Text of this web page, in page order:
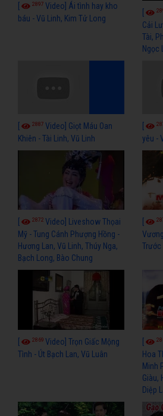
2897 Video] Ái tình hay kho
báu - Vũ Linh, Kim Tử Long
[
Cải
Tài,
Ngọc
[ 2887 Video] Giọt Máu Oan
Khiên - Tài Linh, Vũ Linh
[
yêu -
2872 Video] Liveshow Thọai
Mỹ - Tung Cánh Phượng Hồng -
Hương Lan, Vũ Linh, Thúy Nga,
Bạch Long, Bào Chung
Trước
2869 Video] Trọn Giấc Mộng
Tình - Út Bạch Lan, Vũ Luân
Hoa
Minh
Giàu,
Diệp